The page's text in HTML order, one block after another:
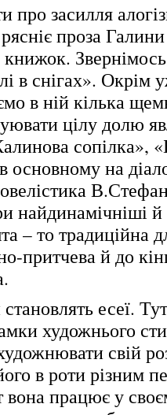
про засилля
проза
в снігах». Окрім
в ній кілька
цілу долю
сопілка»,
на
найдинамічніші
– то традиційна
притчева й до
есеї.
художнього
свій
в роти різним
вона працює у